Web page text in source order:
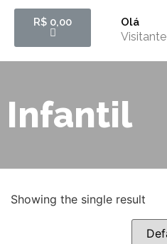
R$ 0,00 Olá
Visitante
Infantil
Showing the single result